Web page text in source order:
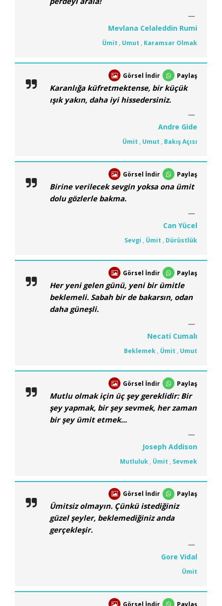
Mevlana Celaleddin Rumi
Ümit , Umut , Karamsar Olmak
Görsel İndir Paylaş
Karanlığa küfretmektense, bir küçük
ışık yakın, daha iyi hissedersiniz.
Andre Gide
Ümit , Umut , Bakış Açısı
Görsel İndir Paylaş
Birine verilecek sevgin yoksa ona ümit
dolu gözlerle bakma.
Can Yücel
Sevgi , Ümit , Dürüstlük
Görsel İndir Paylaş
Her yeni gelen günü, yeni bir ümitle
beklemeli. Sabah bir de bakarsın, odan
daha güneşli.
Necati Cumalı
Beklemek , Ümit , Umut
Görsel İndir Paylaş
Mutlu olmak için üç şey gereklidir: Bir
şey yapmak, bir şey sevmek, her zaman
bir şey ümit etmek...
Joseph Addison
Mutluluk , Ümit , Sevmek
Görsel İndir Paylaş
Ümitsiz olmayın. Çünkü istediğiniz
güzel şeyler, beklemediğiniz anda
gerçekleşir.
Gore Vidal
Ümit